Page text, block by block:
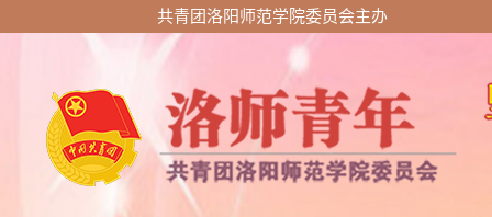
共青团洛阳师范学院委员会主办